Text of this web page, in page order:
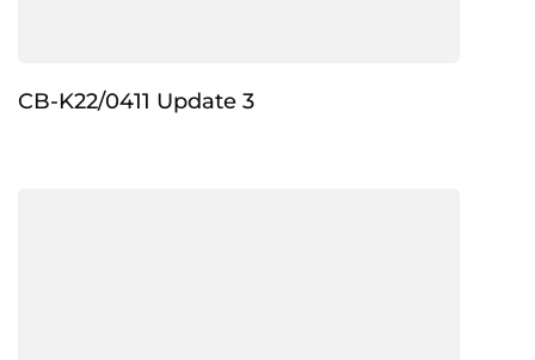
CB-K22/0411 Update 3